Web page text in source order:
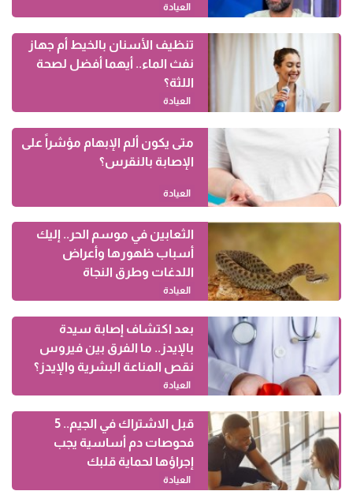
العيادة
تنظيف الأسنان بالخيط أم جهاز
نفث الماء.. أيهما أفضل لصحة
اللثة؟
العيادة
متى يكون ألم الإبهام مؤشراً على
الإصابة بالنقرس؟
العيادة
الثعابين في موسم الحر.. إليك
أسباب ظهورها وأعراض
اللدغات وطرق النجاة
العيادة
بعد اكتشاف إصابة سيدة
بالإيدز.. ما الفرق بين فيروس
نقص المناعة البشرية والإيدز؟
العيادة
قبل الاشتراك في الجيم.. 5
فحوصات دم أساسية يجب
إجراؤها لحماية قلبك
العيادة